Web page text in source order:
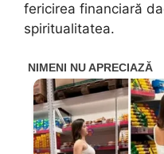
fericirea financiară
spiritualitatea.